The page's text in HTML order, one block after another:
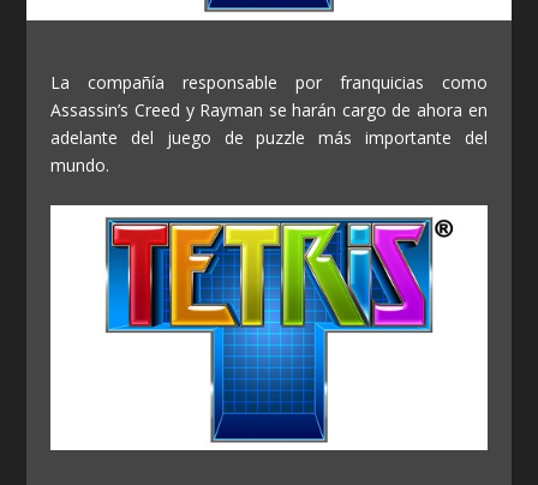
La compañía responsable por franquicias como
Assassin’s Creed y Rayman se harán cargo de ahora en
adelante del juego de puzzle más importante del
mundo.